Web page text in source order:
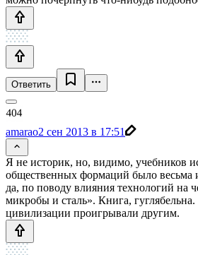
Ответить
amarao2 сен 2013 в 17:51
Я не историк, но, видимо, учебников
общественных формаций было весьма
да, по поводу влияния технологий на
микробы и сталь». Книга,
цивилизации проигрывали другим.